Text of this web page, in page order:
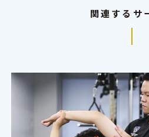
関連するサ